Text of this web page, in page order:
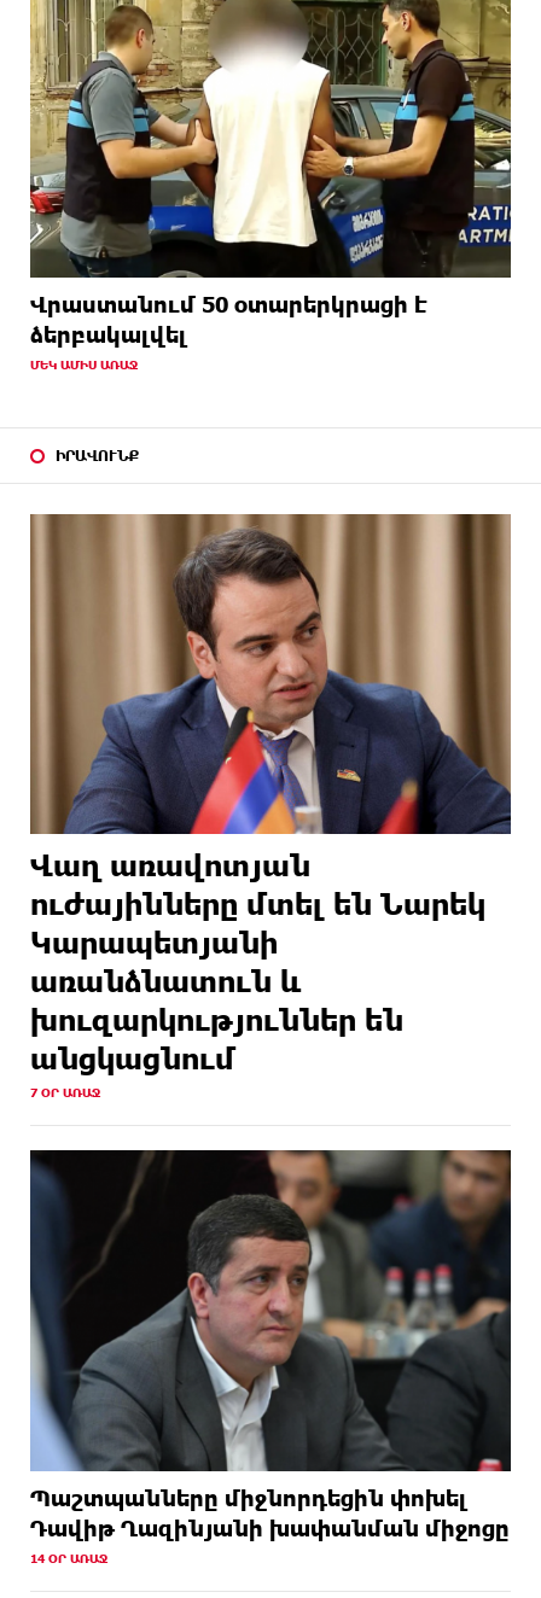
Վրաստանում 50 օտարերկրացի է
ձերբակալվել
ՄԵԿ ԱՄԻՍ ԱՌԱՋ
ԻՐԱՎՈՒՆՔ
Վաղ առավոտյան
ուժայինները մտել են Նարեկ
Կարապետյանի
առանձնատուն և
խուզարկություններ են
անցկացնում
7 ՕՐ ԱՌԱՋ
Պաշտպանները միջնորդեցին փոխել
Դավիթ Ղազինյանի խափանման միջոցը
14 ՕՐ ԱՌԱՋ